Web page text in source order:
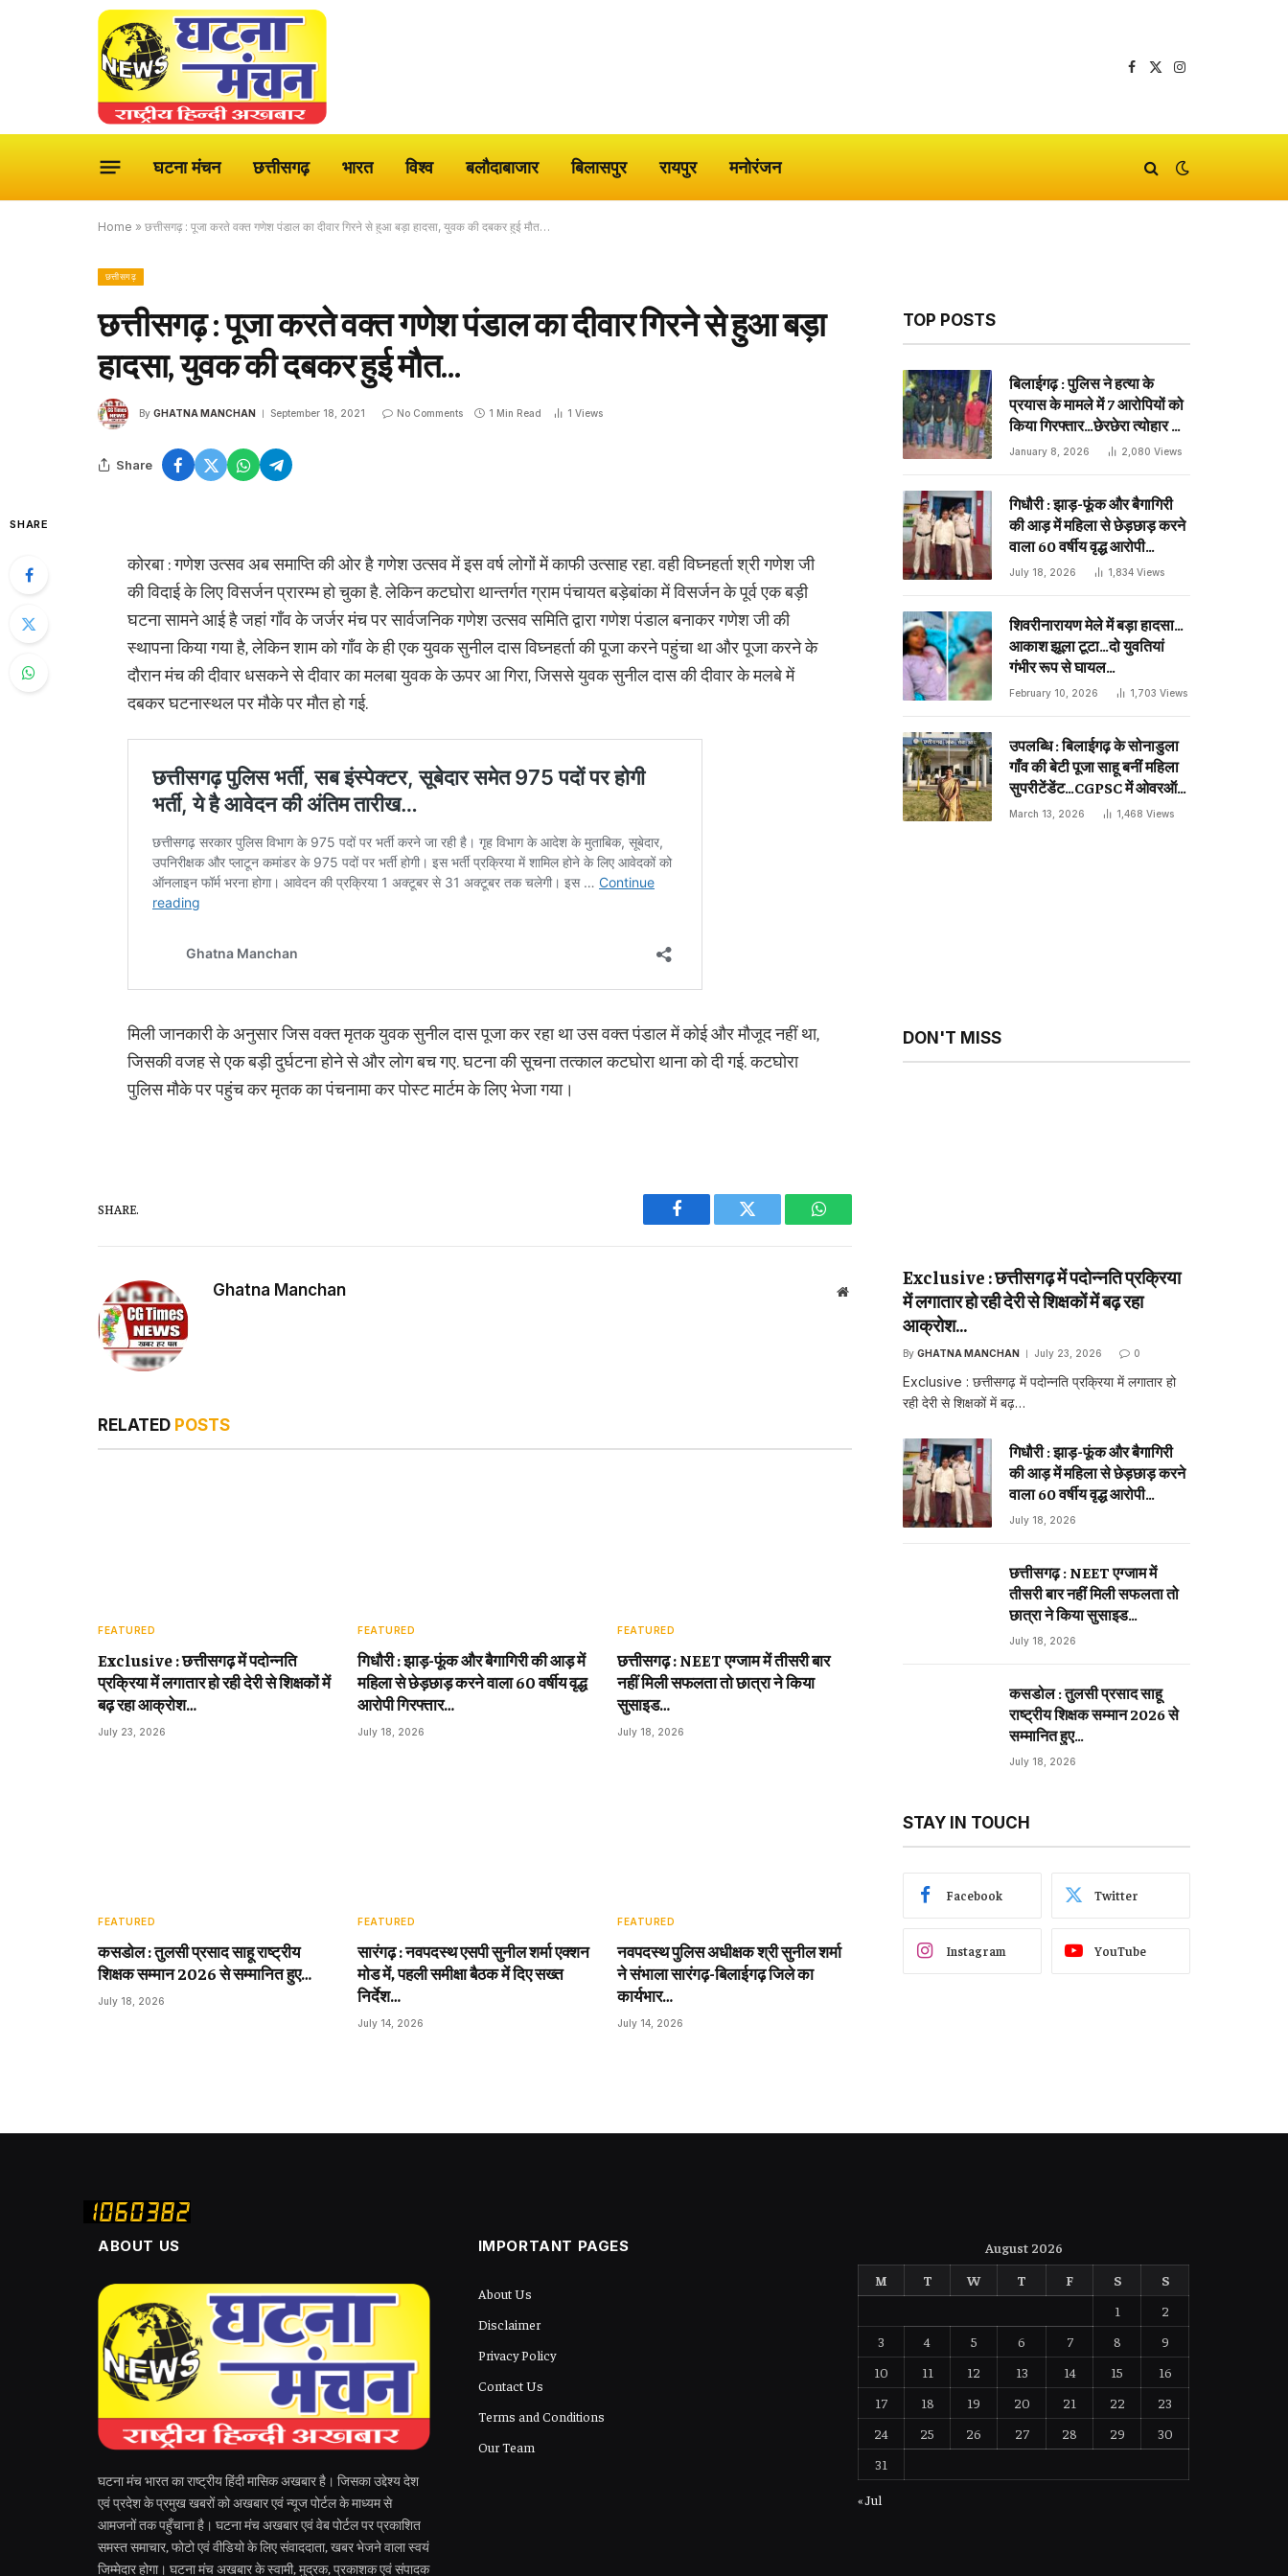
Facebook
X
Instagram
घटना मंचन छत्तीसगढ़ भारत विश्व बलौदाबाजार बिलासपुर रायपुर मनोरंजन
Home » छत्तीसगढ़ : पूजा करते वक्त गणेश पंडाल का दीवार गिरने से हुआ बड़ा हादसा, युवक की दबकर हुई मौत…
छत्तीसगढ़
छत्तीसगढ़ : पूजा करते वक्त गणेश पंडाल का दीवार गिरने से हुआ बड़ा
हादसा, युवक की दबकर हुई मौत…
By GHATNA MANCHAN September 18, 2021 No Comments 1 Min Read 1 Views
Share
SHARE
कोरबा : गणेश उत्सव अब समाप्ति की ओर है गणेश उत्सव में इस वर्ष लोगों में काफी उत्साह रहा. वही विघ्नहर्ता श्री गणेश जी
की विदाई के लिए विसर्जन प्रारम्भ हो चुका है. लेकिन कटघोरा थान्तर्गत ग्राम पंचायत बड़ेबांका में विसर्जन के पूर्व एक बड़ी
घटना सामने आई है जहां गाँव के जर्जर मंच पर सार्वजनिक गणेश उत्सव समिति द्वारा गणेश पंडाल बनाकर गणेश जी की
स्थापना किया गया है, लेकिन शाम को गाँव के ही एक युवक सुनील दास विघ्नहर्ता की पूजा करने पहुंचा था और पूजा करने के
दौरान मंच की दीवार धसकने से दीवार का मलबा युवक के ऊपर आ गिरा, जिससे युवक सुनील दास की दीवार के मलबे में
दबकर घटनास्थल पर मौके पर मौत हो गई.
मिली जानकारी के अनुसार जिस वक्त मृतक युवक सुनील दास पूजा कर रहा था उस वक्त पंडाल में कोई और मौजूद नहीं था,
जिसकी वजह से एक बड़ी दुर्घटना होने से और लोग बच गए. घटना की सूचना तत्काल कटघोरा थाना को दी गई. कटघोरा
पुलिस मौके पर पहुंच कर मृतक का पंचनामा कर पोस्ट मार्टम के लिए भेजा गया।
SHARE.
Facebook Twitter WhatsApp
Ghatna Manchan Website
RELATED POSTS
FEATURED
Exclusive : छत्तीसगढ़ में पदोन्नति
प्रक्रिया में लगातार हो रही देरी से शिक्षकों में
बढ़ रहा आक्रोश…
July 23, 2026
FEATURED
गिधौरी : झाड़-फूंक और बैगागिरी की आड़ में
महिला से छेड़छाड़ करने वाला 60 वर्षीय वृद्ध
आरोपी गिरफ्तार…
July 18, 2026
FEATURED
छत्तीसगढ़ : NEET एग्जाम में तीसरी बार
नहीं मिली सफलता तो छात्रा ने किया
सुसाइड…
July 18, 2026
FEATURED
कसडोल : तुलसी प्रसाद साहू राष्ट्रीय
शिक्षक सम्मान 2026 से सम्मानित हुए…
July 18, 2026
FEATURED
सारंगढ़ : नवपदस्थ एसपी सुनील शर्मा एक्शन
मोड में, पहली समीक्षा बैठक में दिए सख्त
निर्देश…
July 14, 2026
FEATURED
नवपदस्थ पुलिस अधीक्षक श्री सुनील शर्मा
ने संभाला सारंगढ़-बिलाईगढ़ जिले का
कार्यभार…
July 14, 2026
TOP POSTS
बिलाईगढ़ : पुलिस ने हत्या के
प्रयास के मामले में 7 आरोपियों को
किया गिरफ्तार…छेरछेरा त्योहार के
दिन प्राणघातक हमले को दिया था
January 8, 2026 2,080 Views
गिधौरी : झाड़-फूंक और बैगागिरी
की आड़ में महिला से छेड़छाड़ करने
वाला 60 वर्षीय वृद्ध आरोपी
गिरफ्तार…
July 18, 2026 1,834 Views
शिवरीनारायण मेले में बड़ा हादसा…
आकाश झूला टूटा…दो युवतियां
गंभीर रूप से घायल…
February 10, 2026 1,703 Views
उपलब्धि : बिलाईगढ़ के सोनाडुला
गाँव की बेटी पूजा साहू बनीं महिला
सुपरीटेंडेंट…CGPSC में ओवरऑल
19 वीं रैंक…
March 13, 2026 1,468 Views
DON'T MISS
Exclusive : छत्तीसगढ़ में पदोन्नति प्रक्रिया
में लगातार हो रही देरी से शिक्षकों में बढ़ रहा
आक्रोश…
By GHATNA MANCHAN July 23, 2026 0
Exclusive : छत्तीसगढ़ में पदोन्नति प्रक्रिया में लगातार हो
रही देरी से शिक्षकों में बढ़…
गिधौरी : झाड़-फूंक और बैगागिरी
की आड़ में महिला से छेड़छाड़ करने
वाला 60 वर्षीय वृद्ध आरोपी
गिरफ्तार…
July 18, 2026
छत्तीसगढ़ : NEET एग्जाम में
तीसरी बार नहीं मिली सफलता तो
छात्रा ने किया सुसाइड…
July 18, 2026
कसडोल : तुलसी प्रसाद साहू
राष्ट्रीय शिक्षक सम्मान 2026 से
सम्मानित हुए…
July 18, 2026
STAY IN TOUCH
Facebook Twitter
Instagram YouTube
ABOUT US
घटना मंच भारत का राष्ट्रीय हिंदी मासिक अखबार है। जिसका उद्देश्य देश
एवं प्रदेश के प्रमुख खबरों को अखबार एवं न्यूज पोर्टल के माध्यम से
आमजनों तक पहुँचाना है। घटना मंच अखबार एवं वेब पोर्टल पर प्रकाशित
समस्त समाचार, फोटो एवं वीडियो के लिए संवाददाता, खबर भेजने वाला स्वयं
जिम्मेदार होगा। घटना मंच अखबार के स्वामी, मुद्रक, प्रकाशक एवं संपादक
IMPORTANT PAGES
About Us
Disclaimer
Privacy Policy
Contact Us
Terms and Conditions
Our Team
August 2026
M
T W T F S
S
1
2
3
4 5 6 7 8
9
10
11 12 13 14 15
16
17
18 19 20 21 22
23
24
25 26 27 28 29
30
31
« Jul